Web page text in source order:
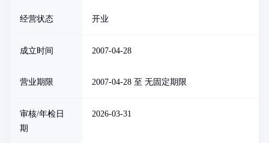
经营状态 开业
成立时间 2007-04-28
营业期限 2007-04-28 至 无固定期限
审核/年检日
期
2026-03-31